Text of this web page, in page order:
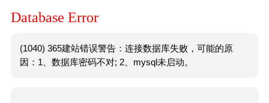
Database Error
(1040) 365建站错误警告：连接数据库失败，可能的原
因：1、数据库密码不对; 2、mysql未启动。